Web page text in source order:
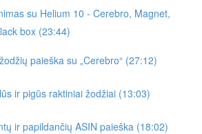
su Helium 10 - Cerebro, Magnet,
box (23:44)
paieška su „Cerebro“ (27:12)
ir pigūs raktiniai žodžiai (13:03)
ir papildančių ASIN paieška (18:02)